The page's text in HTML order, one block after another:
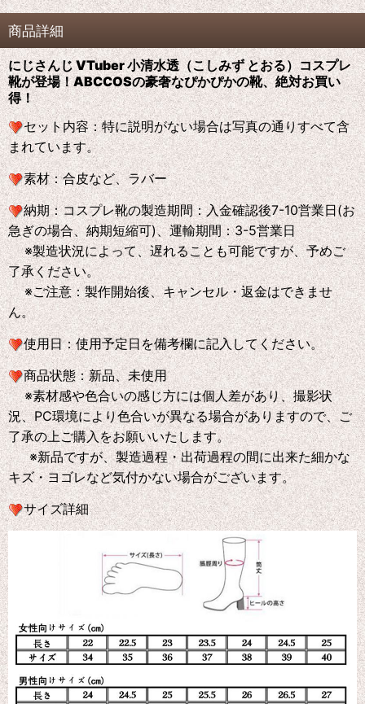
商品詳細
にじさんじ VTuber 小清水透（こしみず とおる）コスプレ
靴が登場！ABCCOSの豪奢なぴかぴかの靴、絶対お買い
得！
セット内容：特に説明がない場合は写真の通りすべて含
まれています。
素材：合皮など、ラバー
納期：コスプレ靴の製造期間：入金確認後7-10営業日(お
急ぎの場合、納期短縮可)、運輸期間：3-5営業日
※製造状況によって、遅れることも可能ですが、予めご
了承ください。
※ご注意：製作開始後、キャンセル・返金はできませ
ん。
使用日：使用予定日を備考欄に記入してください。
商品状態：新品、未使用
※素材感や色合いの感じ方には個人差があり、撮影状
況、PC環境により色合いが異なる場合がありますので、ご
了承の上ご購入をお願いいたします。
※新品ですが、製造過程・出荷過程の間に出来た細かな
キズ・ヨゴレなど気付かない場合がございます。
サイズ詳細